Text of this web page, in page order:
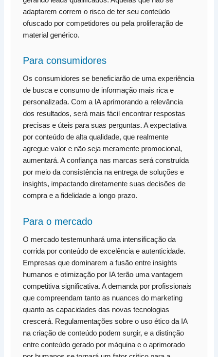
adaptarem correm o risco de ter seu conteúdo
ofuscado por competidores ou pela proliferação de
material genérico.
Para consumidores
Os consumidores se beneficiarão de uma experiência
de busca e consumo de informação mais rica e
personalizada. Com a IA aprimorando a relevância
dos resultados, será mais fácil encontrar respostas
precisas e úteis para suas perguntas. A expectativa
por conteúdo de alta qualidade, que realmente
agregue valor e não seja meramente promocional,
aumentará. A confiança nas marcas será construída
por meio da consistência na entrega de soluções e
insights, impactando diretamente suas decisões de
compra e a fidelidade a longo prazo.
Para o mercado
O mercado testemunhará uma intensificação da
corrida por conteúdo de excelência e autenticidade.
Empresas que dominarem a fusão entre insights
humanos e otimização por IA terão uma vantagem
competitiva significativa. A demanda por profissionais
que compreendam tanto as nuances do marketing
quanto as capacidades das novas tecnologias
crescerá. Regulamentações sobre o uso ético da IA
na criação de conteúdo podem surgir, e a distinção
entre conteúdo gerado por máquina e o aprimorado